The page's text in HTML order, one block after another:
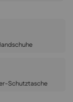
Schutztasche